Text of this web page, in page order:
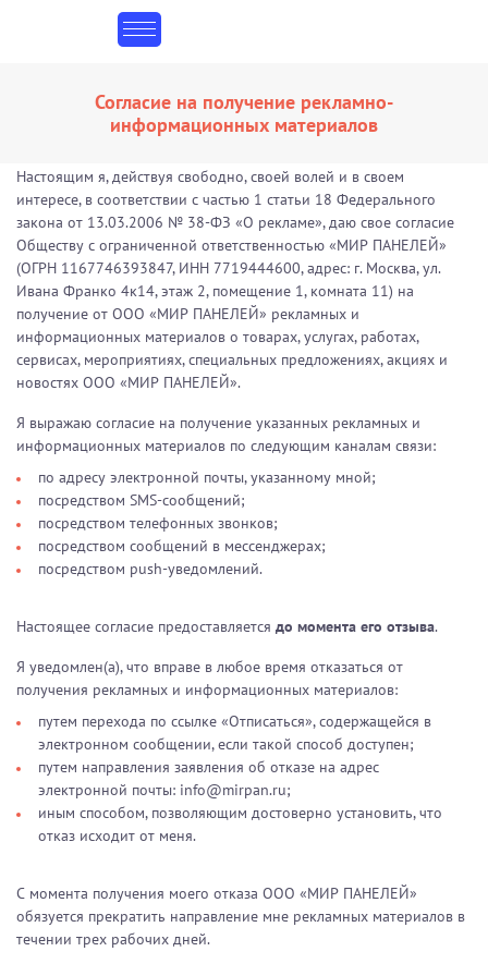
Согласие на получение рекламно-
информационных материалов
Настоящим я, действуя свободно, своей волей и в своем
интересе, в соответствии с частью 1 статьи 18 Федерального
закона от 13.03.2006 № 38-ФЗ «О рекламе», даю свое согласие
Обществу с ограниченной ответственностью «МИР ПАНЕЛЕЙ»
(ОГРН 1167746393847, ИНН 7719444600, адрес: г. Москва, ул.
Ивана Франко 4к14, этаж 2, помещение 1, комната 11) на
получение от ООО «МИР ПАНЕЛЕЙ» рекламных и
информационных материалов о товарах, услугах, работах,
сервисах, мероприятиях, специальных предложениях, акциях и
новостях ООО «МИР ПАНЕЛЕЙ».
Я выражаю согласие на получение указанных рекламных и
информационных материалов по следующим каналам связи:
по адресу электронной почты, указанному мной;
посредством SMS-сообщений;
посредством телефонных звонков;
посредством сообщений в мессенджерах;
посредством push-уведомлений.
Настоящее согласие предоставляется до момента его отзыва.
Я уведомлен(а), что вправе в любое время отказаться от
получения рекламных и информационных материалов:
путем перехода по ссылке «Отписаться», содержащейся в
электронном сообщении, если такой способ доступен;
путем направления заявления об отказе на адрес
электронной почты: info@mirpan.ru;
иным способом, позволяющим достоверно установить, что
отказ исходит от меня.
С момента получения моего отказа ООО «МИР ПАНЕЛЕЙ»
обязуется прекратить направление мне рекламных материалов в
течении трех рабочих дней.